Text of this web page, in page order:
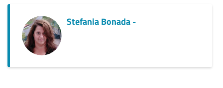
Stefania Bonada -